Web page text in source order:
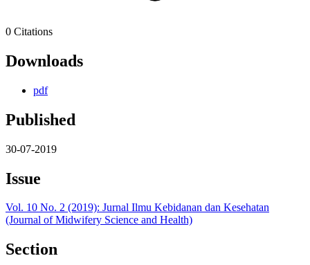
0 Citations
Downloads
pdf
Published
30-07-2019
Issue
Vol. 10 No. 2 (2019): Jurnal Ilmu Kebidanan dan Kesehatan
(Journal of Midwifery Science and Health)
Section